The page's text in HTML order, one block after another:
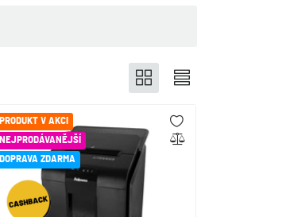
PRODUKT V AKCI
NEJPRODÁVANĚJŠÍ
DOPRAVA ZDARMA